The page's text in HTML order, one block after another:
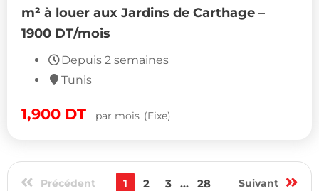
m² à louer aux Jardins de Carthage –
1900 DT/mois
Depuis 2 semaines
Tunis
1,900 DT par mois (Fixe)
Précédent 1 2 3 ... 28 Suivant